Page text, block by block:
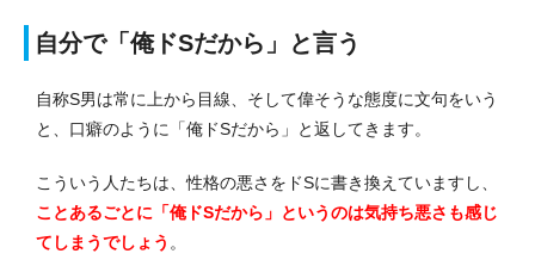
自分で「俺ドSだから」と言う
自称S男は常に上から目線、そして偉そうな態度に文句をいう
と、口癖のように「俺ドSだから」と返してきます。
こういう人たちは、性格の悪さをドSに書き換えていますし、
ことあるごとに「俺ドSだから」というのは気持ち悪さも感じ
てしまうでしょう 。